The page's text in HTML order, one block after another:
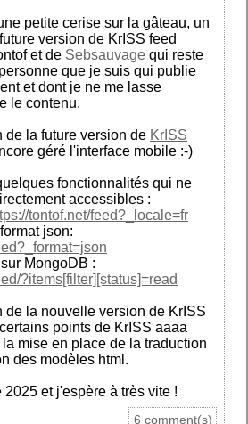
petite cerise sur la gâteau, un
version de KrISS feed
et de Sebsauvage qui reste
que je suis qui publie
et dont je ne me lasse
le contenu.
de la future version de KrISS
géré l'interface mobile :-)
fonctionnalités qui ne
accessibles :
tontof.net/feed?_locale=fr
json:
MongoDB :
?items[filter][status]=read
de la nouvelle version de KrISS
points de KrISS aaaa
mise en place de la traduction
des modèles html.
et j'espère à très vite !
6 comment(s)